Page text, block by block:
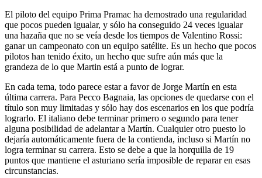
El piloto del equipo Prima Pramac ha demostrado una regularidad
que pocos pueden igualar, y sólo ha conseguido 24 veces igualar
una hazaña que no se veía desde los tiempos de Valentino Rossi:
ganar un campeonato con un equipo satélite. Es un hecho que pocos
pilotos han tenido éxito, un hecho que sufre aún más que la
grandeza de lo que Martin está a punto de lograr.
En cada tema, todo parece estar a favor de Jorge Martín en esta
última carrera. Para Pecco Bagnaia, las opciones de quedarse con el
título son muy limitadas y sólo hay dos escenarios en los que podría
lograrlo. El italiano debe terminar primero o segundo para tener
alguna posibilidad de adelantar a Martín. Cualquier otro puesto lo
dejaría automáticamente fuera de la contienda, incluso si Martín no
logra terminar su carrera. Esto se debe a que la horquilla de 19
puntos que mantiene el asturiano sería imposible de reparar en esas
circunstancias.